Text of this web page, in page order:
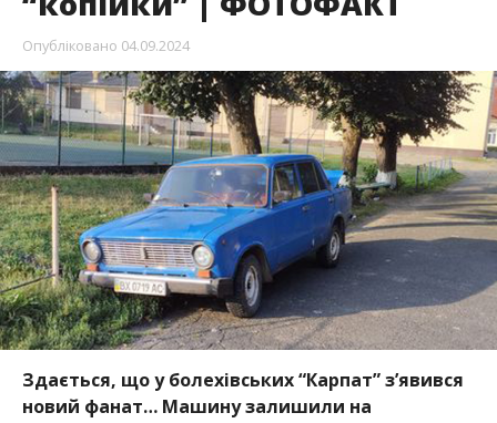
Опубліковано 04.09.2024
Здається, що у болехівських “Карпат” з’явився
новий фанат… Машину залишили на